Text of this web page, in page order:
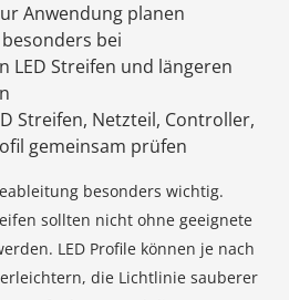
Anwendung planen
bei
LED Streifen und längeren
Streifen, Netzteil, Controller,
gemeinsam prüfen
besonders wichtig.
sollten nicht ohne geeignete
LED Profile können je nach
die Lichtlinie sauberer